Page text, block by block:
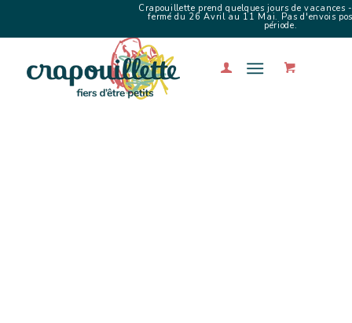
Crapouillette prend quelques jours de vacances
fermé du 26 Avril au 11 Mai. Pas d'envois
période.